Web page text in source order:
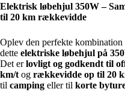
Elektrisk løbehjul 350W –
til 20 km rækkevidde
Oplev den perfekte kombination
dette elektriske løbehjul på
Det erlovligt og godkendt til
km/t og rækkevidde op til 20
til camping eller til korte